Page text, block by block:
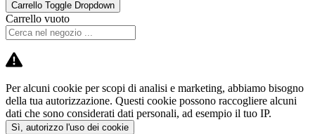
Carrello Toggle Dropdown
Carrello vuoto
Per alcuni cookie per scopi di analisi e marketing, abbiamo bisogno
della tua autorizzazione. Questi cookie possono raccogliere alcuni
dati che sono considerati dati personali, ad esempio il tuo IP.
Sì, autorizzo l'uso dei cookie